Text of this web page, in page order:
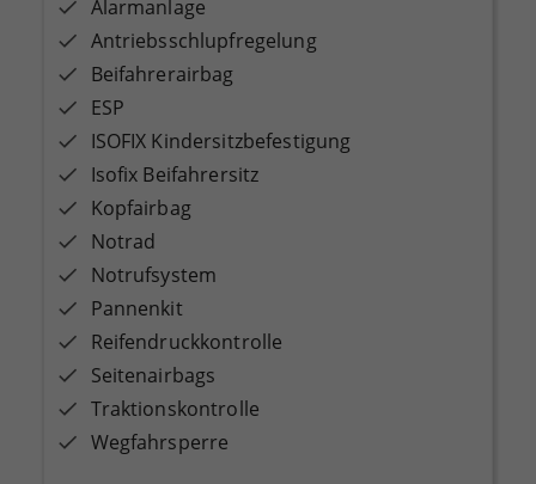
Alarmanlage
Antriebsschlupfregelung
Beifahrerairbag
ESP
ISOFIX Kindersitzbefestigung
Isofix Beifahrersitz
Kopfairbag
Notrad
Notrufsystem
Pannenkit
Reifendruckkontrolle
Seitenairbags
Traktionskontrolle
Wegfahrsperre